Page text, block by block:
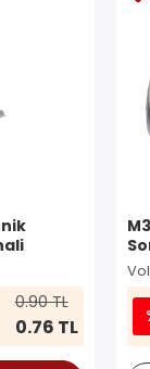
0.90 TL
0.76 TL